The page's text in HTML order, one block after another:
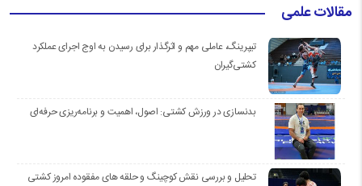
مقالات علمی
تیپرینگ، عاملی مهم و اثرگذار برای رسیدن به اوج اجرای عملکرد
کشتی‌گیران
بدنسازی در ورزش کشتی: اصول، اهمیت و برنامه‌ریزی حرفه‌ای
تحلیل و بررسی نقش کوچینگ و حلقه های مفقوده امروز کشتی